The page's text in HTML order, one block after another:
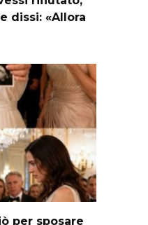
dissi: «Allora
per sposare